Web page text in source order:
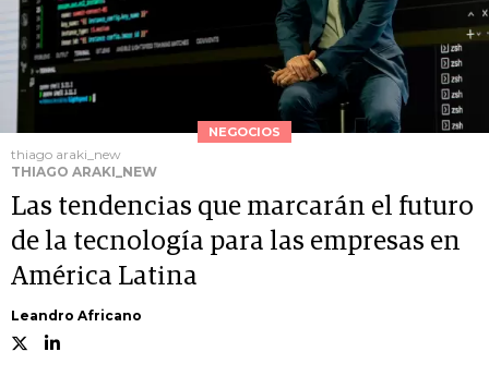
NEGOCIOS
thiago araki_new
THIAGO ARAKI_NEW
Las tendencias que marcarán el futuro
de la tecnología para las empresas en
América Latina
Leandro Africano